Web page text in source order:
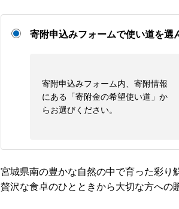
寄附申込みフォームで使い道を選
寄附申込みフォーム内、寄附情報
にある「寄附金の希望使い道」か
らお選びください。
宮城県南の豊かな自然の中で育った彩り
贅沢な食卓のひとときから大切な方への